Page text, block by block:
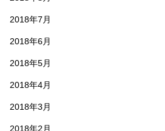
2018年7月
2018年6月
2018年5月
2018年4月
2018年3月
2018年2月